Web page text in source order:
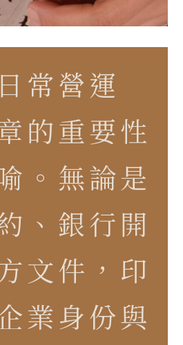
常營運
的重要性
。無論是
、銀行開
文件，印
業身份與